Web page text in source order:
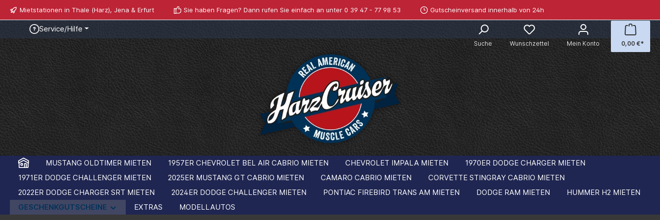
Mietstationen in Thale (Harz), Jena & Erfurt Sie haben Fragen? Dann rufen Sie einfach an unter 0 39 47 - 77 98 53 Gutscheinversand innerhalb von 24h
Service/Hilfe
Suche Wunschzettel Mein Konto 0,00 €*
MUSTANG OLDTIMER MIETEN 1957ER CHEVROLET BEL AIR CABRIO MIETEN CHEVROLET IMPALA MIETEN
1970ER DODGE CHARGER MIETEN
1971ER DODGE CHALLENGER MIETEN
2025ER MUSTANG GT CABRIO MIETEN CAMARO CABRIO MIETEN
CORVETTE STINGRAY CABRIO MIETEN
2022ER DODGE CHARGER SRT MIETEN
2024ER DODGE CHALLENGER MIETEN PONTIAC FIREBIRD TRANS AM MIETEN DODGE RAM MIETEN
HUMMER H2 MIETEN
GESCHENKGUTSCHEINE
EXTRAS MODELLAUTOS